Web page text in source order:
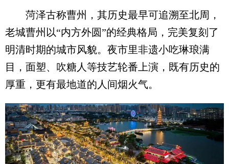
菏泽古称曹州，其历史最早可追溯至北周，
老城曹州以“内方外圆”的经典格局，完美复刻了
明清时期的城市风貌。夜市里非遗小吃琳琅满
目，面塑、吹糖人等技艺轮番上演，既有历史的
厚重，更有最地道的人间烟火气。